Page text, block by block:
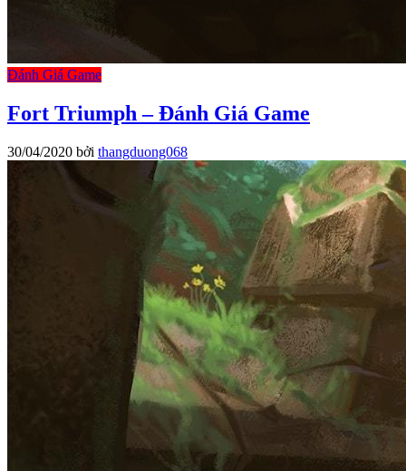
Đánh Giá Game
Fort Triumph – Đánh Giá Game
30/04/2020 bởi thangduong068